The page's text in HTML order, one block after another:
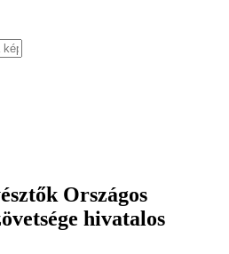
Országos
hivatalos